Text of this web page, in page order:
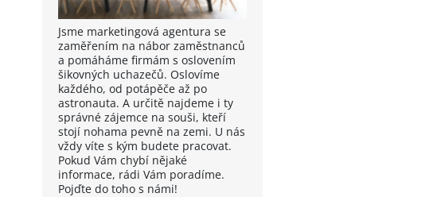
Jsme marketingová agentura se
zaměřením na nábor zaměstnanců
a pomáháme firmám s oslovením
šikovných uchazečů. Oslovíme
každého, od potápěče až po
astronauta. A určitě najdeme i ty
správné zájemce na souši, kteří
stojí nohama pevně na zemi. U nás
vždy víte s kým budete pracovat.
Pokud Vám chybí nějaké
informace, rádi Vám poradíme.
Pojďte do toho s námi!